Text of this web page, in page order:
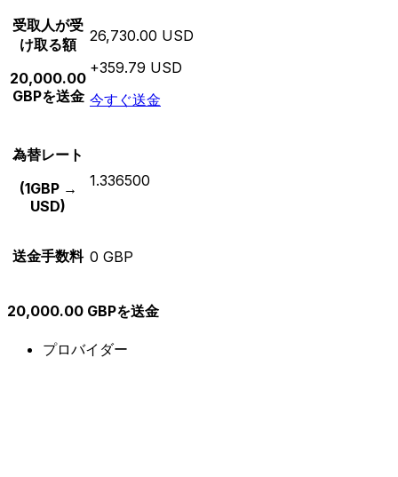
受取人が受
け取る額
20,000.00
GBPを送金
26,730.00 USD
+359.79 USD
今すぐ送金
為替レート
(1GBP →
USD)
1.336500
送金手数料 0 GBP
20,000.00 GBPを送金
プロバイダー